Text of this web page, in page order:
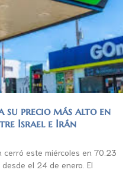
su precio más alto en
Israel e Irán
cerró este miércoles en 70.23
el 24 de enero. El